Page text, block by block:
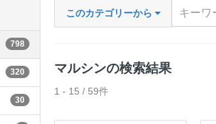
このカテゴリーから
マルシンの検索結果
1 - 15 / 59件
798
320
30